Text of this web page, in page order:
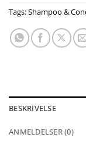
Tags:Shampoo &
BESKRIVELSE
ANMELDELSER (0)